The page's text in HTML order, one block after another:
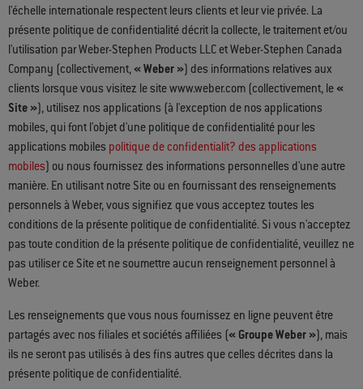
l'échelle internationale respectent leurs clients et leur vie privée. La
présente politique de confidentialité décrit la collecte, le traitement et/ou
l'utilisation par Weber-Stephen Products LLC et Weber-Stephen Canada
Company (collectivement,« Weber ») des informations relatives aux
clients lorsque vous visitez le site www.weber.com (collectivement, le«
Site »), utilisez nos applications (à l'exception de nos applications
mobiles, qui font l'objet d'une politique de confidentialité pour les
applications mobiles politique de confidentialit? des applications
mobiles) ou nous fournissez des informations personnelles d'une autre
manière. En utilisant notre Site ou en fournissant des renseignements
personnels à Weber, vous signifiez que vous acceptez toutes les
conditions de la présente politique de confidentialité. Si vous n'acceptez
pas toute condition de la présente politique de confidentialité, veuillez ne
pas utiliser ce Site et ne soumettre aucun renseignement personnel à
Weber.
Les renseignements que vous nous fournissez en ligne peuvent être
partagés avec nos filiales et sociétés affiliées (« Groupe Weber »), mais
ils ne seront pas utilisés à des fins autres que celles décrites dans la
présente politique de confidentialité.